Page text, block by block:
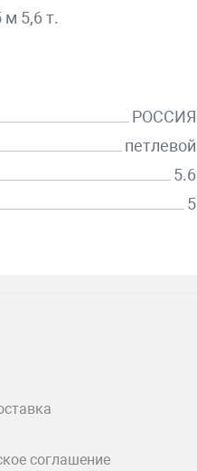
5,6 т.
РОССИЯ
петлевой
5.6
5
соглашение